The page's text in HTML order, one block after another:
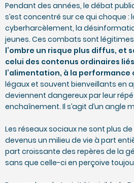
Pendant des années, le débat
s’est concentré sur ce qui choque :
cyberharcèlement, la
jeunes. Ces combats sont
l’ombre un risque plus diffus, et
celui des contenus ordinaires
l’alimentation, à la performance
légaux et souvent bienveillants en
deviennent dangereux par leur
enchaînement. Il s’agit d’un angle
Les réseaux sociaux ne sont plus
devenus un milieu de vie à part
part croissante des repères de la
sans que celle-ci en perçoive